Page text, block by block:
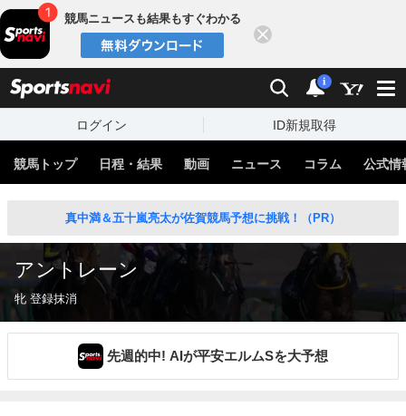
競馬ニュースも結果もすぐわかる
検索 通知
i
ログイン ID新規取得
競馬トップ 日程・結果 動画 ニュース コラム 公式情
真中満＆五十嵐亮太が佐賀競馬予想に挑戦！（PR）
アントレーン
牝 登録抹消
先週的中! AIが平安エルムSを大予想